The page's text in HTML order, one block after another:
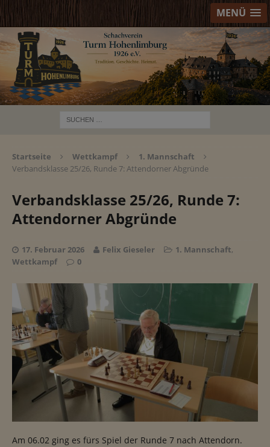
MENÜ
Startseite Wettkampf
1. Mannschaft
Verbandsklasse 25/26, Runde 7: Attendorner Abgründe
Verbandsklasse 25/26, Runde 7:
Attendorner Abgründe
17. Februar 2026 Felix Gieseler 1. Mannschaft,
Wettkampf
0
Am 06.02 ging es fürs Spiel der Runde 7 nach Attendorn.